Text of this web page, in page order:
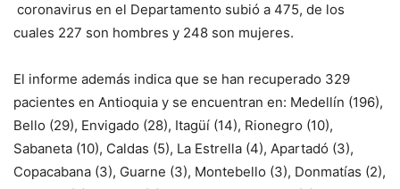
coronavirus en el Departamento subió a 475, de los
cuales 227 son hombres y 248 son mujeres.
El informe además indica que se han recuperado 329
pacientes en Antioquia y se encuentran en: Medellín (196),
Bello (29), Envigado (28), Itagüí (14), Rionegro (10),
Sabaneta (10), Caldas (5), La Estrella (4), Apartadó (3),
Copacabana (3), Guarne (3), Montebello (3), Donmatías (2),